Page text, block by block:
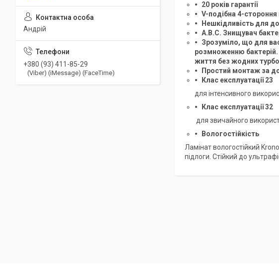
20 років гарантії
V-подібна 4-
Нешкідливість для
A.B.C. Знищувач
Зрозуміло, що для
розмноженню
життя без жодних
Простий монтаж за
Клас експлуатації 23
для інтенсивного
Клас експлуатації 32
для звичайного
Вологостійкість
Ламінат вологостійкий
підлоги. Стійкий до
Андрій
+380 (93) 411-85-29
(Viber) (iMessage) (FaceTime)